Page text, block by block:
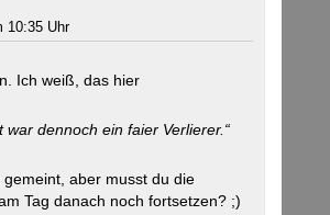
10:35 Uhr
Ich weiß, das hier
war dennoch ein faier Verlierer.“
gemeint, aber musst du die
Tag danach noch fortsetzen? ;)